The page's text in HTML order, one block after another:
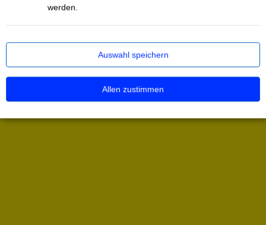
Antisemitismus und Verschwörungserzählungen
werden.
Allen zustimmen
Auswahl speichern